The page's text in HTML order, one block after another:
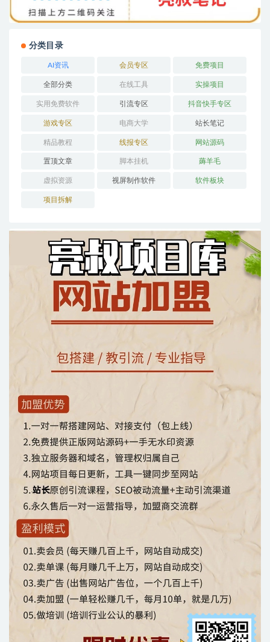
分类目录
AI资讯 会员专区 免费项目
全部分类 在线工具 实操项目
实用免费软件 引流专区 抖音快手专区
游戏专区 电商大学 站长笔记
精品教程 线报专区 网站源码
置顶文章 脚本挂机 薅羊毛
虚拟资源 视屏制作软件 软件板块
项目拆解